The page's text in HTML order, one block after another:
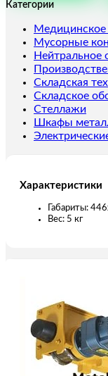
95J
3*185
мм2
(95
мм)
Категории
Мусорные
Нейтральное
Складская
Складское
Стеллажи
Шкафы
Характеристики
Габариты:
Вес: 5 кг